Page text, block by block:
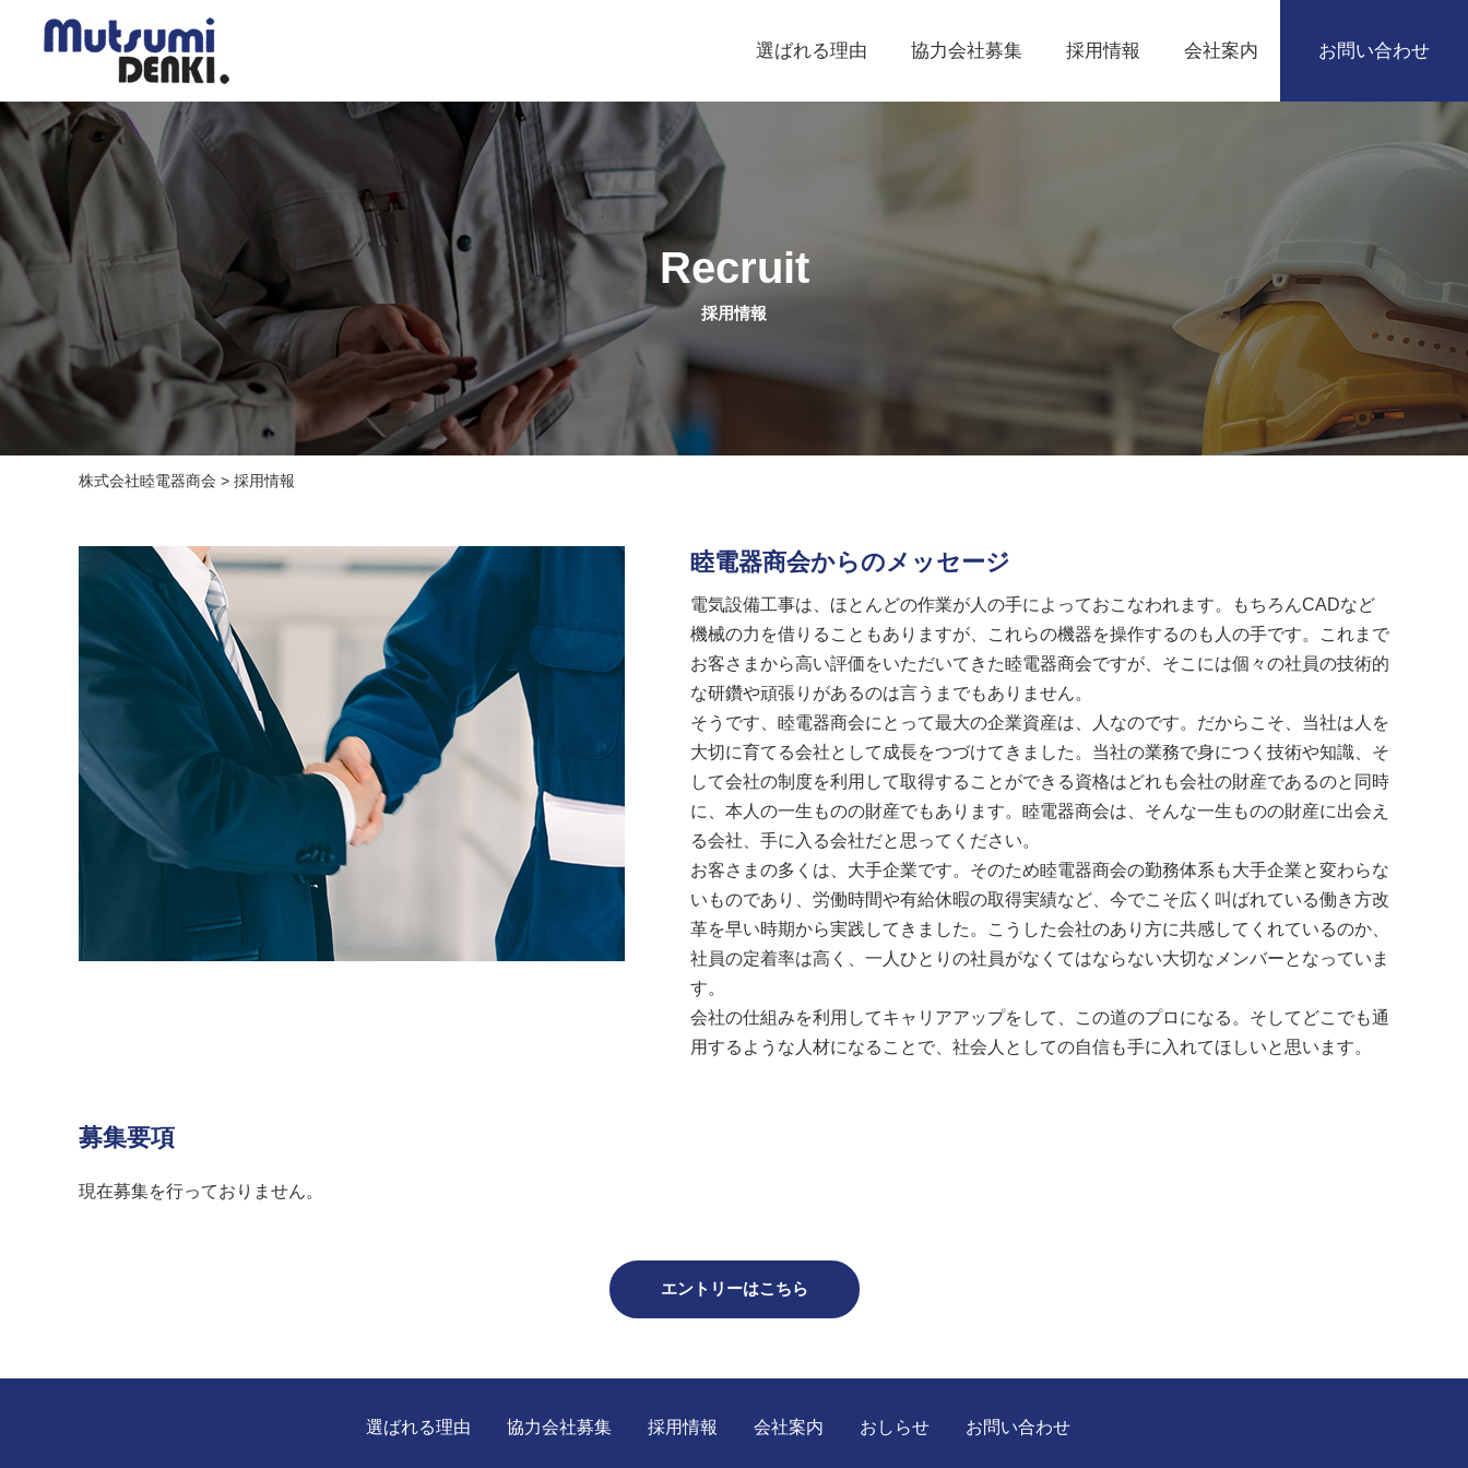
選ばれる理由 協力会社募集 採用情報 会社案内 お問い合わせ
Recruit
採用情報
株式会社睦電器商会 > 採用情報
睦電器商会からのメッセージ
電気設備工事は、ほとんどの作業が人の手によっておこなわれます。もちろんCADなど
機械の力を借りることもありますが、これらの機器を操作するのも人の手です。これまで
お客さまから高い評価をいただいてきた睦電器商会ですが、そこには個々の社員の技術的
な研鑽や頑張りがあるのは言うまでもありません。
そうです、睦電器商会にとって最大の企業資産は、人なのです。だからこそ、当社は人を
大切に育てる会社として成長をつづけてきました。当社の業務で身につく技術や知識、そ
して会社の制度を利用して取得することができる資格はどれも会社の財産であるのと同時
に、本人の一生ものの財産でもあります。睦電器商会は、そんな一生ものの財産に出会え
る会社、手に入る会社だと思ってください。
お客さまの多くは、大手企業です。そのため睦電器商会の勤務体系も大手企業と変わらな
いものであり、労働時間や有給休暇の取得実績など、今でこそ広く叫ばれている働き方改
革を早い時期から実践してきました。こうした会社のあり方に共感してくれているのか、
社員の定着率は高く、一人ひとりの社員がなくてはならない大切なメンバーとなっていま
す。
会社の仕組みを利用してキャリアアップをして、この道のプロになる。そしてどこでも通
用するような人材になることで、社会人としての自信も手に入れてほしいと思います。
募集要項
現在募集を行っておりません。
エントリーはこちら
選ばれる理由 協力会社募集 採用情報 会社案内 おしらせ お問い合わせ